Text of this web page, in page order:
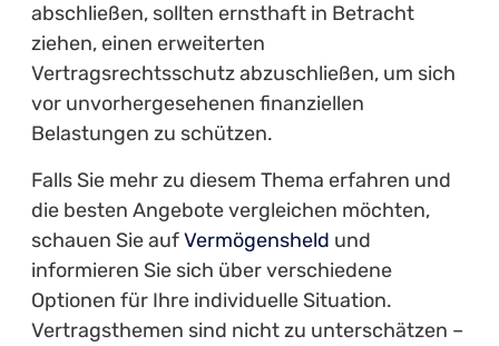
abschließen, sollten ernsthaft in Betracht
ziehen, einen erweiterten
Vertragsrechtsschutz abzuschließen, um sich
vor unvorhergesehenen finanziellen
Belastungen zu schützen.
Falls Sie mehr zu diesem Thema erfahren und
die besten Angebote vergleichen möchten,
schauen Sie aufVermögensheld und
informieren Sie sich über verschiedene
Optionen für Ihre individuelle Situation.
Vertragsthemen sind nicht zu unterschätzen –